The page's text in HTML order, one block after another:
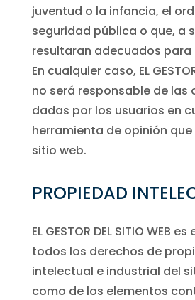
juventud o la infancia, el
seguridad pública o que, a
resultaran adecuados para
En cualquier caso, EL
no será responsable de las
dadas por los usuarios en
herramienta de opinión
sitio web.
PROPIEDAD
EL GESTOR DEL SITIO WEB
todos los derechos de
intelectual e industrial del
como de los elementos